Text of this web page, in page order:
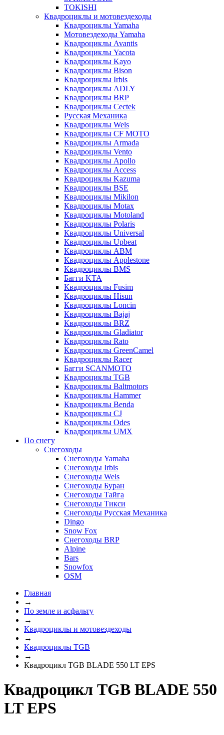
TOKISHI
Квадроциклы и мотовездеходы
Квадроциклы Yamaha
Мотовездеходы Yamaha
Квадроциклы Avantis
Квадроциклы Yacota
Квадроциклы Kayo
Квадроциклы Bison
Квадроциклы Irbis
Квадроциклы ADLY
Квадроциклы BRP
Квадроциклы Cectek
Русская Механика
Квадроциклы Wels
Квадроциклы CF MOTO
Квадроциклы Armada
Квадроциклы Vento
Квадроциклы Apollo
Квадроциклы Access
Квадроциклы Kazuma
Квадроциклы BSE
Квадроциклы Mikilon
Квадроциклы Motax
Квадроциклы Motoland
Квадроциклы Polaris
Квадроциклы Universal
Квадроциклы Upbeat
Квадроциклы ABM
Квадроциклы Applestone
Квадроциклы BMS
Багги KTA
Квадроциклы Fusim
Квадроциклы Hisun
Квадроциклы Loncin
Квадроциклы Bajaj
Квадроциклы BRZ
Квадроциклы Gladiator
Квадроциклы Rato
Квадроциклы GreenCamel
Квадроциклы Racer
Багги SCANMOTO
Квадроциклы TGB
Квадроциклы Baltmotors
Квадроциклы Hammer
Квадроциклы Benda
Квадроциклы CJ
Квадроциклы Odes
Квадроциклы UMX
По снегу
Снегоходы
Снегоходы Yamaha
Снегоходы Irbis
Снегоходы Wels
Снегоходы Буран
Снегоходы Тайга
Снегоходы Тикси
Снегоходы Русская Механика
Dingo
Snow Fox
Снегоходы BRP
Alpine
Bars
Snowfox
OSM
Главная
→
По земле и асфальту
→
Квадроциклы и мотовездеходы
→
Квадроциклы TGB
→
Квадроцикл TGB BLADE 550 LT EPS
Квадроцикл TGB BLADE 550
LT EPS